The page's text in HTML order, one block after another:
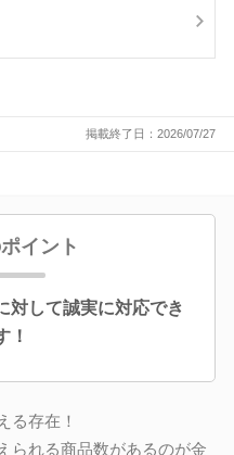
掲載終了日：2026/07/27
イント
対して誠実に対応でき
！
る存在！
られる商品数があるのが金